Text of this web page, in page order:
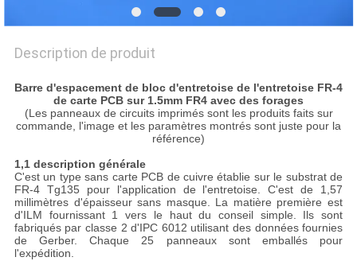
DE
CONFIDENTIALITÉ
Description de produit
Barre d'espacement de bloc d'entretoise de l'entretoise FR-4
de carte PCB sur 1.5mm FR4 avec des forages
(Les panneaux de circuits imprimés sont les produits faits sur
commande, l'image et les paramètres montrés sont juste pour la
référence)
1,1 description générale
C'est un type sans carte PCB de cuivre établie sur le substrat de
FR-4 Tg135 pour l'application de l'entretoise. C'est de 1,57
millimètres d'épaisseur sans masque. La matière première est
d'ILM fournissant 1 vers le haut du conseil simple. Ils sont
fabriqués par classe 2 d'IPC 6012 utilisant des données fournies
de Gerber. Chaque 25 panneaux sont emballés pour
l'expédition.